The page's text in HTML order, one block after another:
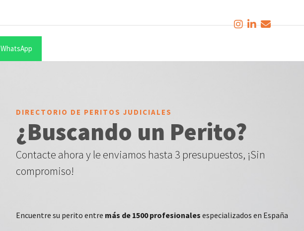
WhatsApp
DIRECTORIO DE PERITOS JUDICIALES
¿Buscando un Perito?
Contacte ahora y le enviamos hasta 3 presupuestos, ¡Sin
compromiso!
Encuentre su perito entre más de 1500 profesionales especializados en España